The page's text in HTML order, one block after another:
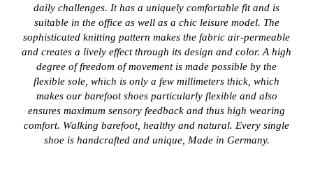
daily challenges. It has a uniquely comfortable fit and is
suitable in the office as well as a chic leisure model. The
sophisticated knitting pattern makes the fabric air-permeable
and creates a lively effect through its design and color. A high
degree of freedom of movement is made possible by the
flexible sole, which is only a few millimeters thick, which
makes our barefoot shoes particularly flexible and also
ensures maximum sensory feedback and thus high wearing
comfort. Walking barefoot, healthy and natural. Every single
shoe is handcrafted and unique, Made in Germany.